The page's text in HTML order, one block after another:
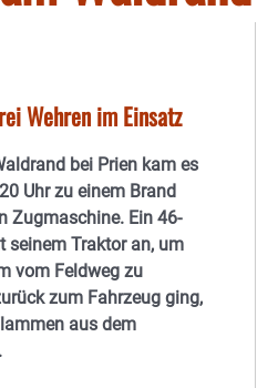
Wehren im Einsatz
bei Prien kam es
Uhr zu einem Brand
Zugmaschine. Ein 46-
seinem Traktor an, um
vom Feldweg zu
zum Fahrzeug ging,
aus dem